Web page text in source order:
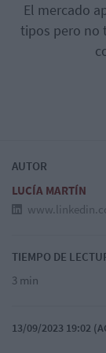
El mercado
tipos pero no
AUTOR
LUCÍA MARTÍN
TIEMPO DE
3 min
13/09/2023 19:02